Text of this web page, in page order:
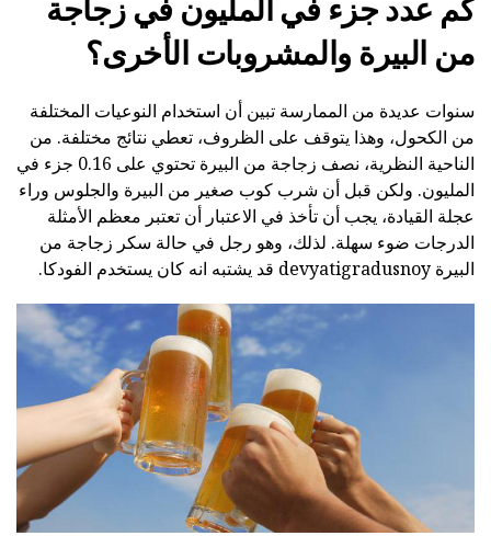
كم عدد جزء في المليون في زجاجة
من البيرة والمشروبات الأخرى؟
سنوات عديدة من الممارسة تبين أن استخدام النوعيات المختلفة
من الكحول، وهذا يتوقف على الظروف، تعطي نتائج مختلفة. من
الناحية النظرية، نصف زجاجة من البيرة تحتوي على 0.16 جزء في
المليون. ولكن قبل أن شرب كوب صغير من البيرة والجلوس وراء
عجلة القيادة، يجب أن تأخذ في الاعتبار أن تعتبر معظم الأمثلة
الدرجات ضوء سهلة. لذلك، وهو رجل في حالة سكر زجاجة من
البيرة devyatigradusnoy قد يشتبه انه كان يستخدم الفودكا.